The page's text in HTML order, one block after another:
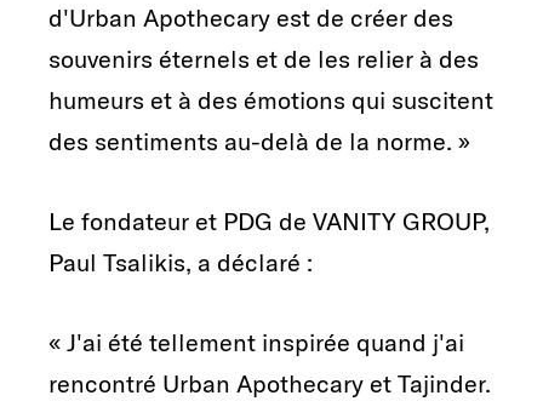
d'Urban Apothecary est de créer des
souvenirs éternels et de les relier à des
humeurs et à des émotions qui suscitent
des sentiments au-delà de la norme. »
Le fondateur et PDG de VANITY GROUP,
Paul Tsalikis, a déclaré :
« J'ai été tellement inspirée quand j'ai
rencontré Urban Apothecary et Tajinder.